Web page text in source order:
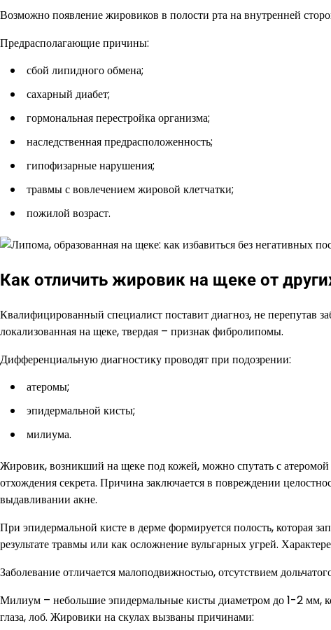
Возможно появление жировиков в полости рта на внутренней
Предрасполагающие причины:
сбой липидного обмена;
сахарный диабет;
гормональная перестройка организма;
наследственная предрасположенность;
гипофизарные нарушения;
травмы с вовлечением жировой клетчатки;
пожилой возраст.
Как отличить жировик на щеке от
Квалифицированный специалист поставит диагноз, не перепутав
локализованная на щеке, твердая – признак фибролипомы.
Дифференциальную диагностику проводят при подозрении:
атеромы;
эпидермальной кисты;
милиума.
Жировик, возникший на щеке под кожей, можно спутать с
отхождения секрета. Причина заключается в повреждении
выдавливании акне.
При эпидермальной кисте в дерме формируется полость, которая
результате травмы или как осложнение вульгарных угрей.
Заболевание отличается малоподвижностью, отсутствием
Милиум – небольшие эпидермальные кисты диаметром до 1-2 мм,
глаза, лоб. Жировики на скулах вызваны причинами: